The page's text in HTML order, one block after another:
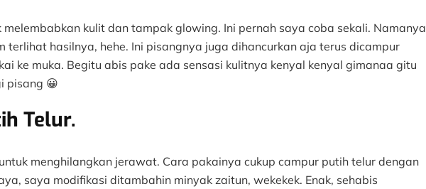
melembabkan kulit dan tampak glowing. Ini pernah saya coba sekali. Namanya
terlihat hasilnya, hehe. Ini pisangnya juga dihancurkan aja terus dicampur
ke muka. Begitu abis pake ada sensasi kulitnya kenyal kenyal gimanaa gitu
pisang 😀
Telur.
menghilangkan jerawat. Cara pakainya cukup campur putih telur dengan
saya modifikasi ditambahin minyak zaitun, wekekek. Enak, sehabis